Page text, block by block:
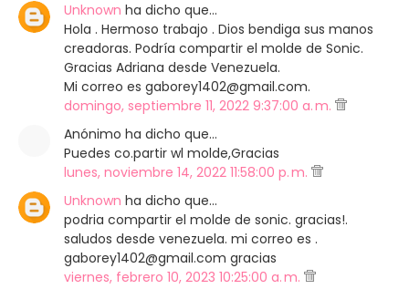
Unknown ha dicho que…
Hola . Hermoso trabajo . Dios bendiga sus manos
creadoras. Podría compartir el molde de Sonic.
Gracias Adriana desde Venezuela.
Mi correo es gaborey1402@gmail.com.
domingo, septiembre 11, 2022 9:37:00 a. m.
Anónimo ha dicho que…
Puedes co.partir wl molde,Gracias
lunes, noviembre 14, 2022 11:58:00 p. m.
Unknown ha dicho que…
podria compartir el molde de sonic. gracias!.
saludos desde venezuela. mi correo es .
gaborey1402@gmail.com gracias
viernes, febrero 10, 2023 10:25:00 a. m.